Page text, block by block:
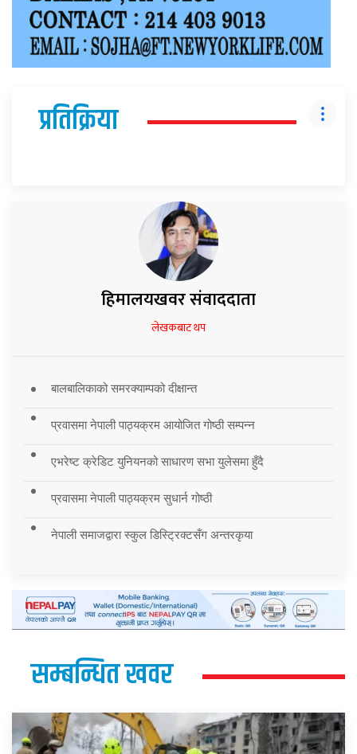
प्रतिक्रिया
हिमालयखवर संवाददाता
लेखकबाट थप
बालबालिकाको समरक्याम्पको दीक्षान्त
प्रवासमा नेपाली पाठ्यक्रम आयोजित गोष्ठी सम्पन्न
एभरेष्ट क्रेडिट युनियनको साधारण सभा युलेसमा हुँदै
प्रवासमा नेपाली पाठ्यक्रम सुधार्न गोष्ठी
नेपाली समाजद्वारा स्कुल डिस्ट्रिक्टसँग अन्तरकृया
सम्बन्धित खवर